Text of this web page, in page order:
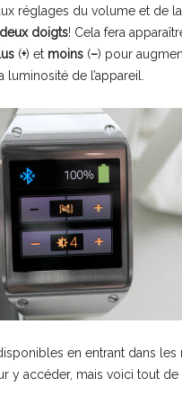
réglages du volume et de la
doigts! Cela fera
(+) et moins(–) pour
de l’appareil.
en entrant dans les
y accéder, mais voici tout